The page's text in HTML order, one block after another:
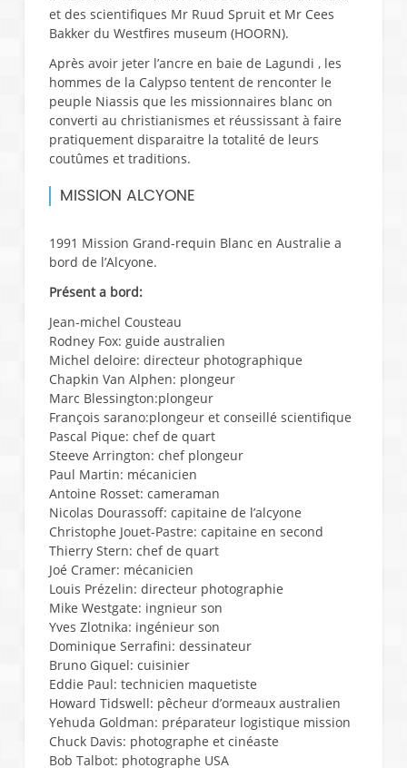
et des scientifiques Mr Ruud Spruit et Mr Cees
Bakker du Westfires museum (HOORN).
Après avoir jeter l’ancre en baie de Lagundi , les
hommes de la Calypso tentent de renconter le
peuple Niassis que les missionnaires blanc on
converti au christianismes et réussissant à faire
pratiquement disparaitre la totalité de leurs
coutûmes et traditions.
MISSION ALCYONE
1991 Mission Grand-requin Blanc en Australie a
bord de l’Alcyone.
Présent a bord:
Jean-michel Cousteau
Rodney Fox: guide australien
Michel deloire: directeur photographique
Chapkin Van Alphen: plongeur
Marc Blessington:plongeur
François sarano:plongeur et conseillé scientifique
Pascal Pique: chef de quart
Steeve Arrington: chef plongeur
Paul Martin: mécanicien
Antoine Rosset: cameraman
Nicolas Dourassoff: capitaine de l’alcyone
Christophe Jouet-Pastre: capitaine en second
Thierry Stern: chef de quart
Joé Cramer: mécanicien
Louis Prézelin: directeur photographie
Mike Westgate: ingnieur son
Yves Zlotnika: ingénieur son
Dominique Serrafini: dessinateur
Bruno Giquel: cuisinier
Eddie Paul: technicien maquetiste
Howard Tidswell: pêcheur d’ormeaux australien
Yehuda Goldman: préparateur logistique mission
Chuck Davis: photographe et cinéaste
Bob Talbot: photographe USA